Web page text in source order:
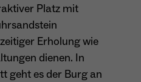
Platz mit
Erholung wie
dienen. In
geht es der Burg an